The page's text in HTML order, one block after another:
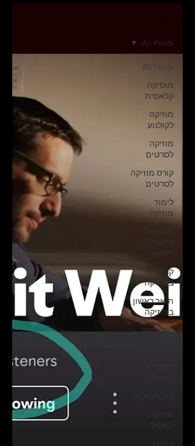
All Posts
מוסיקה
קלאסית
מוזיקה
לקולנוע
מוזיקה
לסרטים
קורס מוזיקה
לסרטים
לימוד
מוזיקה
מוסיקה
לתואר
ראשון
קריירה
במוזיקה
תואר ראשון
במוזיקה
יצירתיות
All Posts